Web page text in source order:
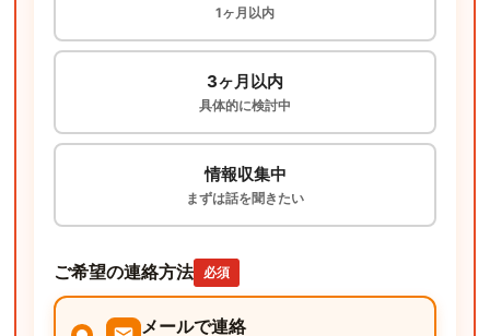
1ヶ月以内
3ヶ月以内
具体的に検討中
情報収集中
まずは話を聞きたい
ご希望の連絡方法 必須
メールで連絡